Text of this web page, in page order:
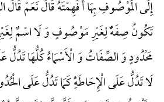
إِلَی الْمَوْصُوفِ بِهَا أَ فَهِمْتَهُ قَالَ نَعَمْ قَالَ
تَکُونُ صِفَهًٌْ لِغَیْرِ مَوْصُوفٍ وَ لَا اسْمٌ
مَحْدُودٍ وَ الصِّفَاتُ وَ الْأَسْمَاءُ کُلُّهَا تَدُلُّ
لَا تَدُلُّ عَلَی الْإِحَاطَهًِْ کَمَا تَدُلُّ عَلَی